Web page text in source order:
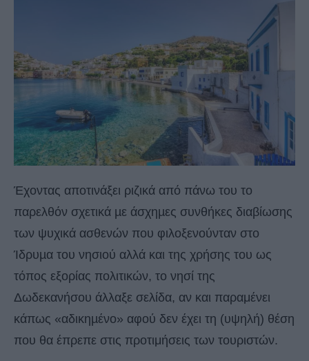
Έχοντας αποτινάξει ριζικά από πάνω του το
παρελθόν σχετικά µε άσχηµες συνθήκες διαβίωσης
των ψυχικά ασθενών που φιλοξενούνταν στο
Ίδρυµα του νησιού αλλά και της χρήσης του ως
τόπος εξορίας πολιτικών, το νησί της
Δωδεκανήσου άλλαξε σελίδα, αν και παραμένει
κάπως «αδικηµένο» αφού δεν έχει τη (υψηλή) θέση
που θα έπρεπε στις προτιμήσεις των τουριστών.